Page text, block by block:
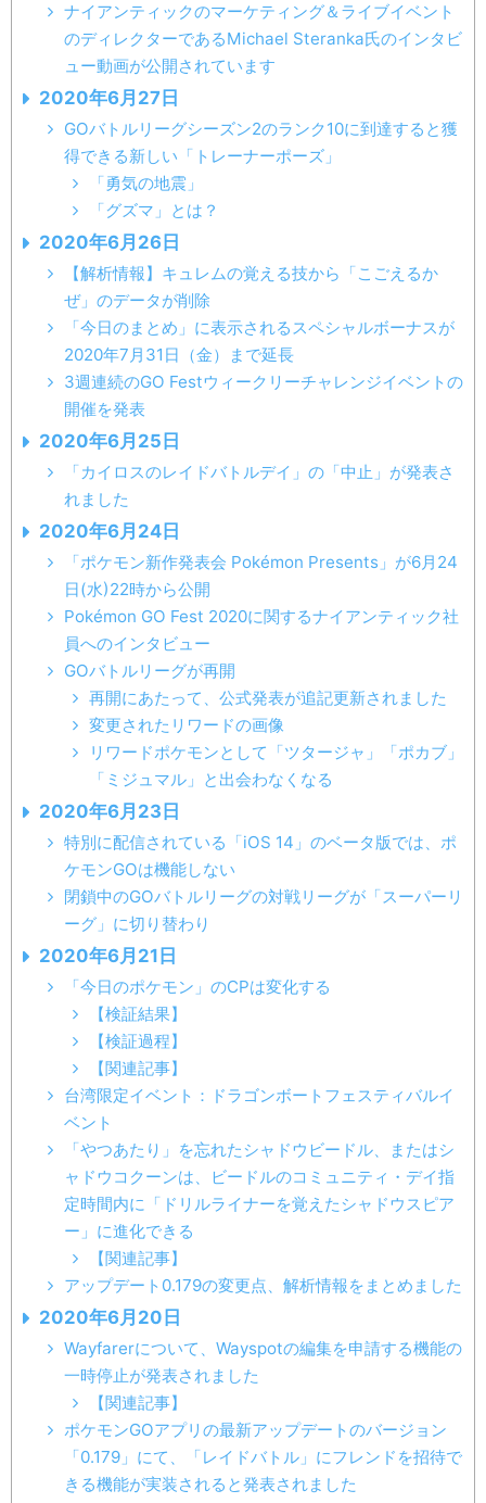
ナイアンティックのマーケティング＆ライブイベント
のディレクターであるMichael Steranka氏のインタビ
ュー動画が公開されています
2020年6月27日
GOバトルリーグシーズン2のランク10に到達すると獲
得できる新しい「トレーナーポーズ」
「勇気の地震」
「グズマ」とは？
2020年6月26日
【解析情報】キュレムの覚える技から「こごえるか
ぜ」のデータが削除
「今日のまとめ」に表示されるスペシャルボーナスが
2020年7月31日（金）まで延長
3週連続のGO Festウィークリーチャレンジイベントの
開催を発表
2020年6月25日
「カイロスのレイドバトルデイ」の「中止」が発表さ
れました
2020年6月24日
「ポケモン新作発表会 Pokémon Presents」が6月24
日(水)22時から公開
Pokémon GO Fest 2020に関するナイアンティック社
員へのインタビュー
GOバトルリーグが再開
再開にあたって、公式発表が追記更新されました
変更されたリワードの画像
リワードポケモンとして「ツタージャ」「ポカブ」
「ミジュマル」と出会わなくなる
2020年6月23日
特別に配信されている「iOS 14」のベータ版では、ポ
ケモンGOは機能しない
閉鎖中のGOバトルリーグの対戦リーグが「スーパーリ
ーグ」に切り替わり
2020年6月21日
「今日のポケモン」のCPは変化する
【検証結果】
【検証過程】
【関連記事】
台湾限定イベント：ドラゴンボートフェスティバルイ
ベント
「やつあたり」を忘れたシャドウビードル、またはシ
ャドウコクーンは、ビードルのコミュニティ・デイ指
定時間内に「ドリルライナーを覚えたシャドウスピア
ー」に進化できる
【関連記事】
アップデート0.179の変更点、解析情報をまとめました
2020年6月20日
Wayfarerについて、Wayspotの編集を申請する機能の
一時停止が発表されました
【関連記事】
ポケモンGOアプリの最新アップデートのバージョン
「0.179」にて、「レイドバトル」にフレンドを招待で
きる機能が実装されると発表されました